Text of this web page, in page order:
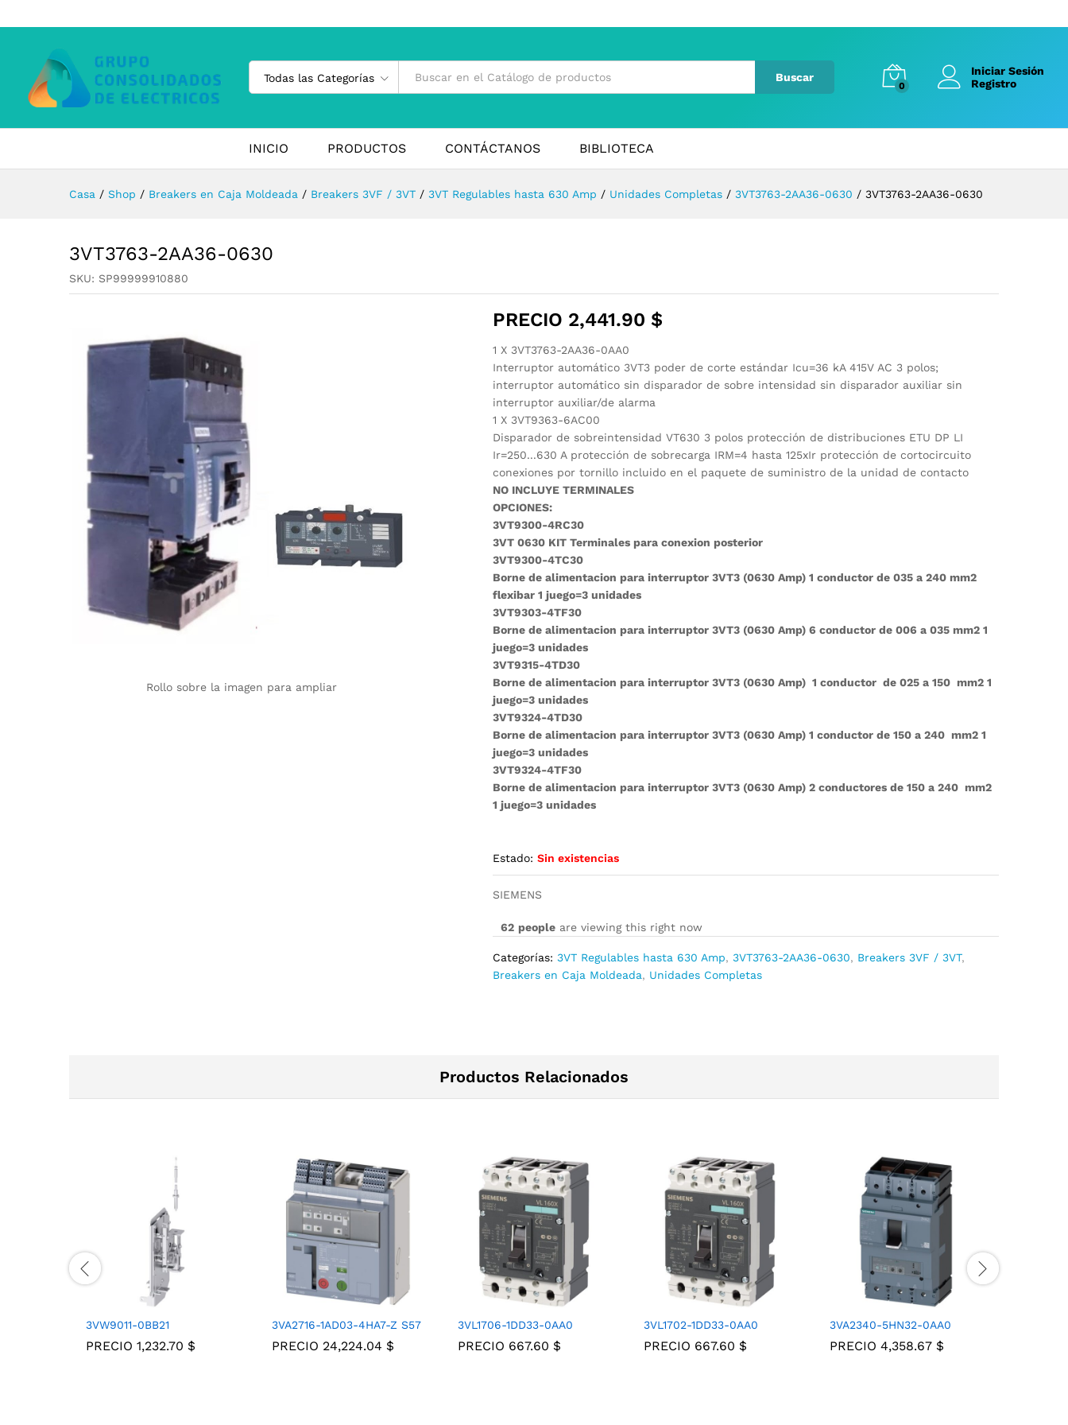
Todas las Categorías Buscar
0
Iniciar Sesión
Registro
INICIO PRODUCTOS CONTÁCTANOS BIBLIOTECA
Casa / Shop / Breakers en Caja Moldeada / Breakers 3VF / 3VT / 3VT Regulables hasta 630 Amp / Unidades Completas / 3VT3763-2AA36-0630 / 3VT3763-2AA36-0630
3VT3763-2AA36-0630
SKU: SP99999910880
Rollo sobre la imagen para ampliar
PRECIO 2,441.90 $
1 X 3VT3763-2AA36-0AA0
Interruptor automático 3VT3 poder de corte estándar Icu=36 kA 415V AC 3 polos;
interruptor automático sin disparador de sobre intensidad sin disparador auxiliar sin
interruptor auxiliar/de alarma
1 X 3VT9363-6AC00
Disparador de sobreintensidad VT630 3 polos protección de distribuciones ETU DP LI
Ir=250...630 A protección de sobrecarga IRM=4 hasta 125xIr protección de cortocircuito
conexiones por tornillo incluido en el paquete de suministro de la unidad de contacto
NO INCLUYE TERMINALES
OPCIONES:
3VT9300-4RC30
3VT 0630 KIT Terminales para conexion posterior
3VT9300-4TC30
Borne de alimentacion para interruptor 3VT3 (0630 Amp) 1 conductor de 035 a 240 mm2
flexibar 1 juego=3 unidades
3VT9303-4TF30
Borne de alimentacion para interruptor 3VT3 (0630 Amp) 6 conductor de 006 a 035 mm2 1
juego=3 unidades
3VT9315-4TD30
Borne de alimentacion para interruptor 3VT3 (0630 Amp) 1 conductor de 025 a 150 mm2 1
juego=3 unidades
3VT9324-4TD30
Borne de alimentacion para interruptor 3VT3 (0630 Amp) 1 conductor de 150 a 240 mm2 1
juego=3 unidades
3VT9324-4TF30
Borne de alimentacion para interruptor 3VT3 (0630 Amp) 2 conductores de 150 a 240 mm2
1 juego=3 unidades
Estado: Sin existencias
SIEMENS
62 people are viewing this right now
Categorías:3VT Regulables hasta 630 Amp,3VT3763-2AA36-0630, Breakers 3VF / 3VT,
Breakers en Caja Moldeada, Unidades Completas
Productos Relacionados
3VW9011-0BB21
PRECIO 1,232.70 $
3VA2716-1AD03-4HA7-Z S57
PRECIO 24,224.04 $
3VL1706-1DD33-0AA0
PRECIO 667.60 $
3VL1702-1DD33-0AA0
PRECIO 667.60 $
3VA2340-5HN32-0AA0
PRECIO 4,358.67 $